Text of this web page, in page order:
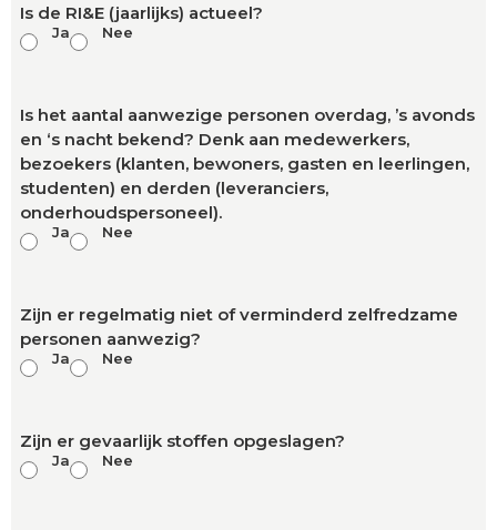
Is de RI&E (jaarlijks) actueel?
Ja Nee
Is het aantal aanwezige personen overdag, ’s avonds
en ‘s nacht bekend? Denk aan medewerkers,
bezoekers (klanten, bewoners, gasten en leerlingen,
studenten) en derden (leveranciers,
onderhoudspersoneel).
Ja Nee
Zijn er regelmatig niet of verminderd zelfredzame
personen aanwezig?
Ja Nee
Zijn er gevaarlijk stoffen opgeslagen?
Ja Nee